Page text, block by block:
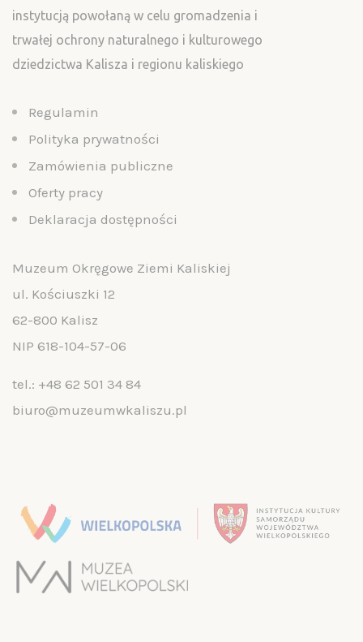
instytucją powołaną w celu gromadzenia i
trwałej ochrony naturalnego i kulturowego
dziedzictwa Kalisza i regionu kaliskiego
Regulamin
Polityka prywatności
Zamówienia publiczne
Oferty pracy
Deklaracja dostępności
Muzeum Okręgowe Ziemi Kaliskiej
ul. Kościuszki 12
62-800 Kalisz
NIP 618-104-57-06
tel.: +48 62 501 34 84
biuro@muzeumwkaliszu.pl